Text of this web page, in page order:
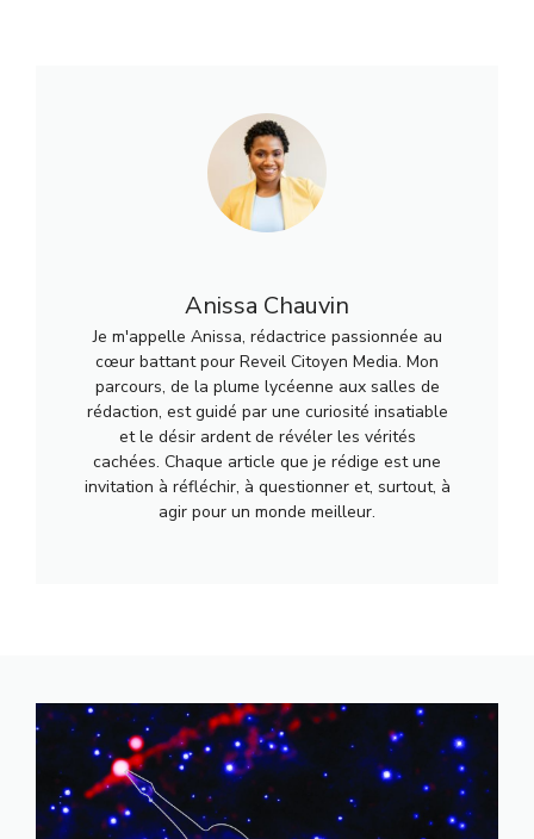
Anissa Chauvin
Je m'appelle Anissa, rédactrice passionnée au
cœur battant pour Reveil Citoyen Media. Mon
parcours, de la plume lycéenne aux salles de
rédaction, est guidé par une curiosité insatiable
et le désir ardent de révéler les vérités
cachées. Chaque article que je rédige est une
invitation à réfléchir, à questionner et, surtout, à
agir pour un monde meilleur.